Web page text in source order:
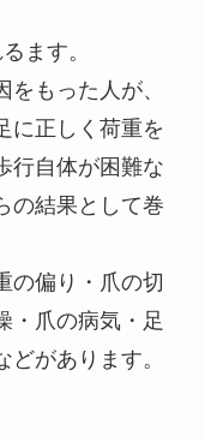
ます。
もった人が、
に正しく荷重を
行自体が困難な
の結果として巻
の偏り・爪の切
・爪の病気・足
があります。